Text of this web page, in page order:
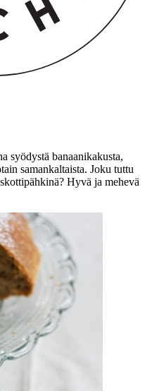
syödystä banaanikakusta,
samankaltaista. Joku tuttu
Hyvä ja mehevä